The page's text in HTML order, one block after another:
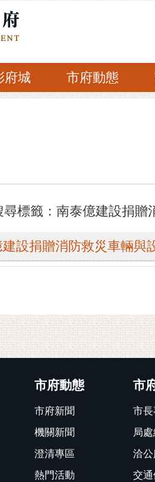
府城 市府動態
尋標籤：南泰億建設捐贈
設捐贈消防救災車輛與
市府動態
市府新聞
機關新聞
澄清專區
熱門活動
市
市長
局
洽公
交